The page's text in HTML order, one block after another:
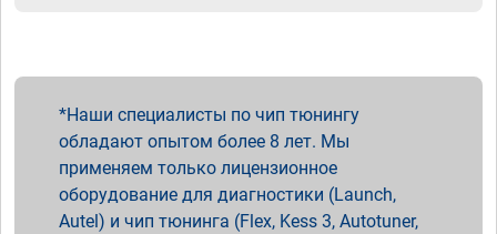
Наши специалисты по чип тюнингу
обладают опытом более 8 лет. Мы
применяем только лицензионное
оборудование для диагностики (Launch,
Autel) и чип тюнинга (Flex, Kess 3, Autotuner,